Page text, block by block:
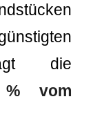
die
% vom